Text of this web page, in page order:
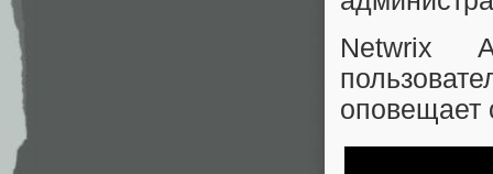
Netwrix
оповещает